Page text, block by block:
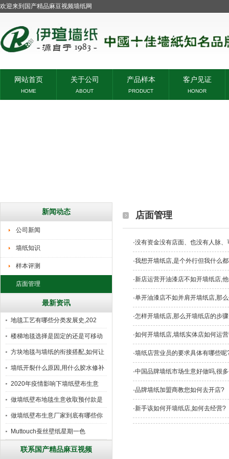
欢迎来到国产精品麻豆视频墙纸网
网站首页
HOME
关于公司
ABOUT
产品样本
PRODUCT
客户见证
HONOR
新闻动态
公司新闻
墙纸知识
样本评测
店面管理
最新资讯
地毯工艺有哪些分类发展史,202
楼梯地毯选择是固定的还是可移动
好
方块地毯与墙纸的衔接搭配,如何让
墙纸开裂什么原因,用什么胶水修补
2020年疫情影响下墙纸壁布生意
做墙纸壁布地毯生意收取预付款是
行
做墙纸壁布生意厂家到底有哪些你
所
Muttouch蚕丝壁纸星期一色
联系国产精品麻豆视频
店面管理
·没有资金没有店面、也没有人脉
·我想开墙纸店,是个外行但我什么
·新店运营开油漆店不如开墙纸店,
·单开油漆店不如并肩开墙纸店,那
·怎样开墙纸店,那么开墙纸店的步
·如何开墙纸店,墙纸实体店如何运
·墙纸店营业员的要求具体有哪些呢
·中国品牌墙纸市场生意好做吗,很
·品牌墙纸加盟商教您如何去开店?
·新手该如何开墙纸店,如何去经营?